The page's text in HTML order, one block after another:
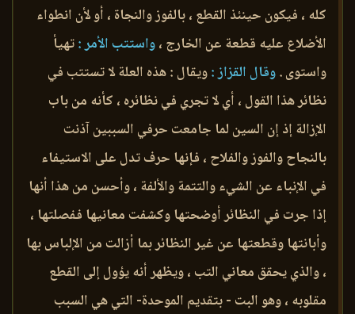
كله ، فيكون حينئذ القطع ، بالفوز والنجاة ، أو لأن انطواء
الأضلاع عليه قطعة عن الخارج ،واستتب الأمر :تهيأ
واستوى .وقال القزاز :ويقال : هذه العلة لا تستتب في
نظائر هذا القول ، أي لا تجري في نظائره ، كأنه من باب
الإزالة إذ إن السين لما جامعت حرفي السببين آذنت
بالنجاح والفوز والفلاح ، فإنها حرف تدل على الاستيفاء
في الإنباء عن الشيء والتتمة والألفة ، وأحسن من هذا أنها
إذا جرت في النظائر أوضحتها وكشفت معانيها ففصلتها ،
وأبانتها وقطعتها عن غير النظائر بما أزالت من الإلباس بها
، والذي يحقق معاني التب ، ويظهر أنه يؤول إلى القطع
مقلوبه ، وهو البت - بتقديم الموحدة- التي هي السبب